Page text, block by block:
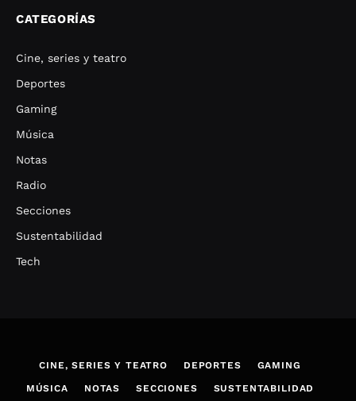
CATEGORÍAS
Cine, series y teatro
Deportes
Gaming
Música
Notas
Radio
Secciones
Sustentabilidad
Tech
CINE, SERIES Y TEATRO DEPORTES GAMING
MÚSICA NOTAS SECCIONES SUSTENTABILIDAD